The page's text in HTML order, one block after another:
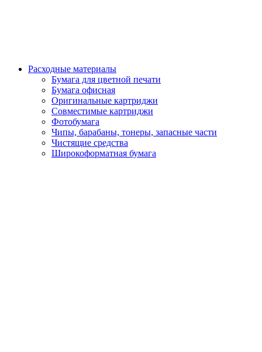
Расходные материалы
Бумага для цветной печати
Бумага офисная
Оригинальные картриджи
Совместимые картриджи
Фотобумага
Чипы, барабаны, тонеры, запасные части
Чистящие средства
Широкоформатная бумага